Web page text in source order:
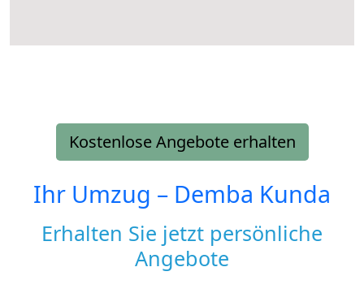
Kostenlose Angebote erhalten
Ihr Umzug – Demba Kunda
Erhalten Sie jetzt persönliche
Angebote